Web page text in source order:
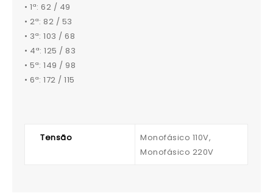
• 1ª: 62 / 49
• 2ª: 82 / 53
• 3ª: 103 / 68
• 4ª: 125 / 83
• 5ª: 149 / 98
• 6ª: 172 / 115
Tensão
Monofásico 110V,
Monofásico 220V